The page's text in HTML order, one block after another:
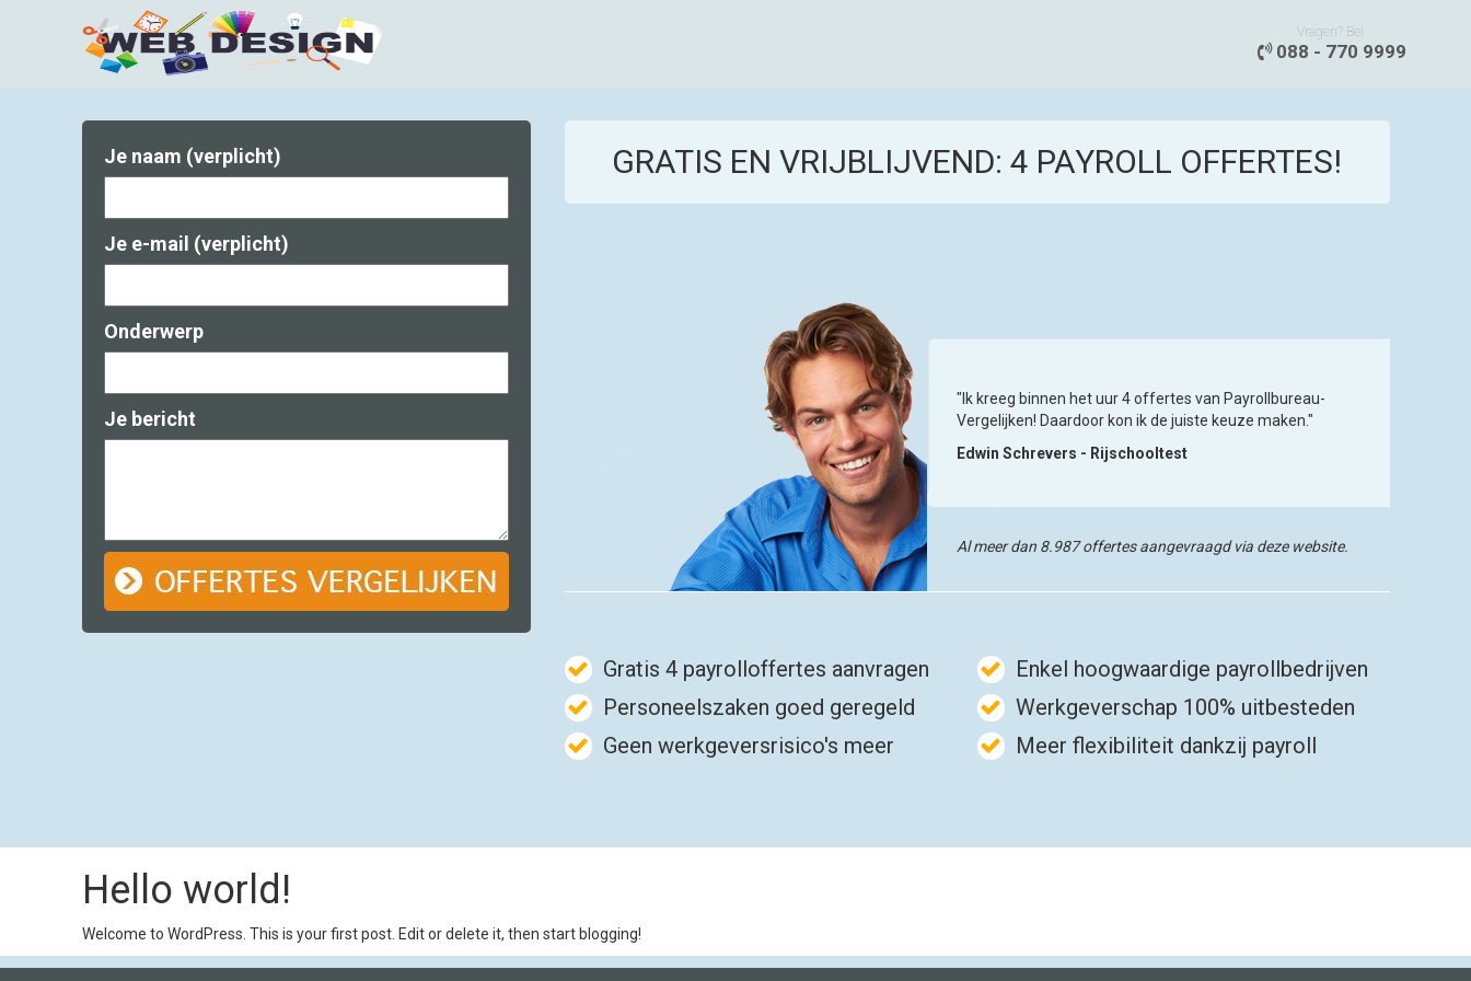
Vragen? Bel
088 - 770 9999
Je naam (verplicht)
Je e-mail (verplicht)
Onderwerp
Je bericht
GRATIS EN VRIJBLIJVEND: 4 PAYROLL OFFERTES!
"Ik kreeg binnen het uur 4 offertes van Payrollbureau-
Vergelijken! Daardoor kon ik de juiste keuze maken."
Edwin Schrevers - Rijschooltest
Al meer dan 8.987 offertes aangevraagd via deze website.
Gratis 4 payrolloffertes aanvragen
Enkel hoogwaardige payrollbedrijven
Personeelszaken goed geregeld
Werkgeverschap 100% uitbesteden
Geen werkgeversrisico's meer
Meer flexibiliteit dankzij payroll
Hello world!
Welcome to WordPress. This is your first post. Edit or delete it, then start blogging!